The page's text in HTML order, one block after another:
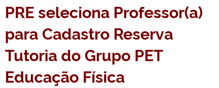
PRE seleciona Professor(a)
para Cadastro Reserva
Tutoria do Grupo PET
Educação Física